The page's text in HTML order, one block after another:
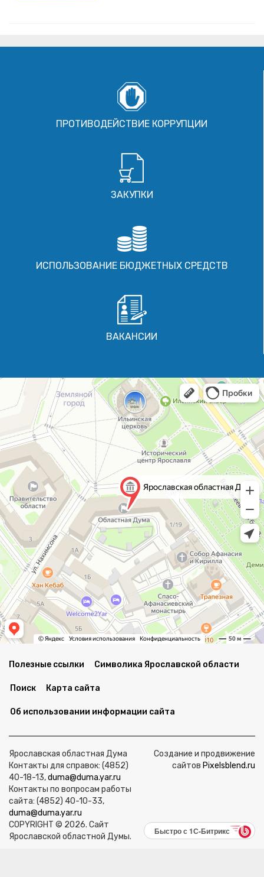
ПРОТИВОДЕЙСТВИЕ КОРРУПЦИИ
ЗАКУПКИ
ИСПОЛЬЗОВАНИЕ БЮДЖЕТНЫХ СРЕДСТВ
ВАКАНСИИ
Полезные ссылки Символика Ярославской области
Поиск Карта сайта
Об использовании информации сайта
Ярославская областная Дума
Контакты для справок: (4852)
40-18-13,duma@duma.yar.ru
Контакты по вопросам работы
сайта: (4852) 40-10-33,
duma@duma.yar.ru
COPYRIGHT © 2026. Сайт
Ярославской областной Думы.
Создание и продвижение
сайтов Pixelsblend.ru
Быстро с 1С-Битрикс